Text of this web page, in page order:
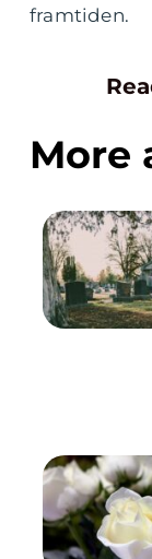
framtiden.
More